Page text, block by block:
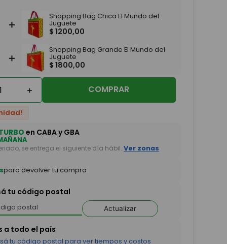
＋
Shopping Bag Chica El Mundo del
Juguete
$ 1200,00
＋
Shopping Bag Grande El Mundo del
Juguete
$ 1800,00
＋ COMPRAR
en CABA y GBA
se entrega el siguiente día hábil. Ver zonas
para devolver tu compra
tu código postal
Actualizar